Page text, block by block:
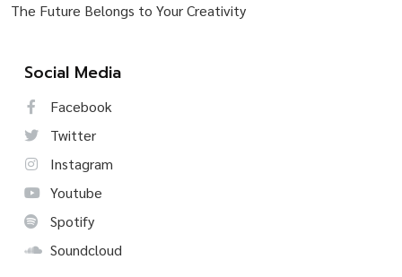
The Future Belongs to Your Creativity
Social Media
Facebook
Twitter
Instagram
Youtube
Spotify
Soundcloud